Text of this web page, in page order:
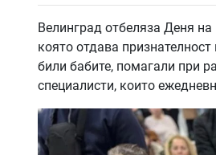
Велинград отбеляза Деня
която отдава
били бабите, помагали при
специалисти, които